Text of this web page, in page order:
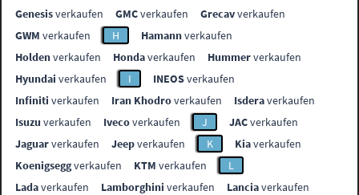
Genesisverkaufen GMCverkaufen Grecavverkaufen
GWM verkaufen H Hamannverkaufen
Holdenverkaufen Hondaverkaufen Hummerverkaufen
Hyundai verkaufen I INEOSverkaufen
Infiniti verkaufen Iran Khodroverkaufen Isderaverkaufen
Isuzu verkaufen Ivecoverkaufen J JACverkaufen
Jaguarverkaufen Jeepverkaufen K Kiaverkaufen
Koenigseggverkaufen KTM verkaufen
L
Ladaverkaufen Lamborghini verkaufen Lanciaverkaufen